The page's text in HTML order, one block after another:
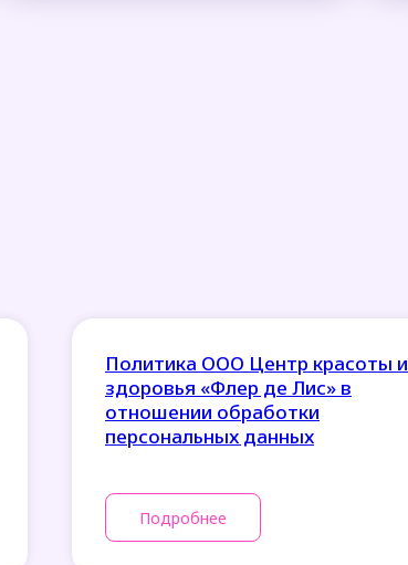
Политика ООО Центр красоты и
здоровья «Флер де Лис» в
отношении обработки
персональных данных
Подробнее